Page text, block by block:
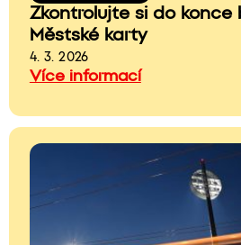
Zkontrolujte si do konce
Městské karty
4. 3. 2026
Více informací